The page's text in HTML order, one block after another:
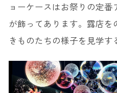
ョーケースはお祭りの定
が飾ってあります。露店
きものたちの様子を見学す